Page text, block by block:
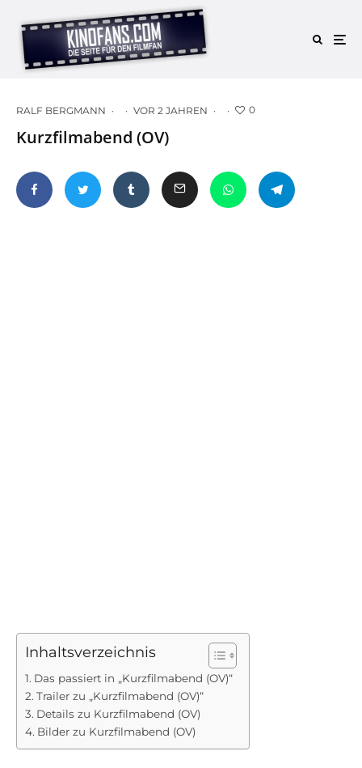
RALF BERGMANN · · VOR 2 JAHREN · · 0
Kurzfilmabend (OV)
Inhaltsverzeichnis
Das passiert in „Kurzfilmabend (OV)“
Trailer zu „Kurzfilmabend (OV)“
Details zu Kurzfilmabend (OV)
Bilder zu Kurzfilmabend (OV)